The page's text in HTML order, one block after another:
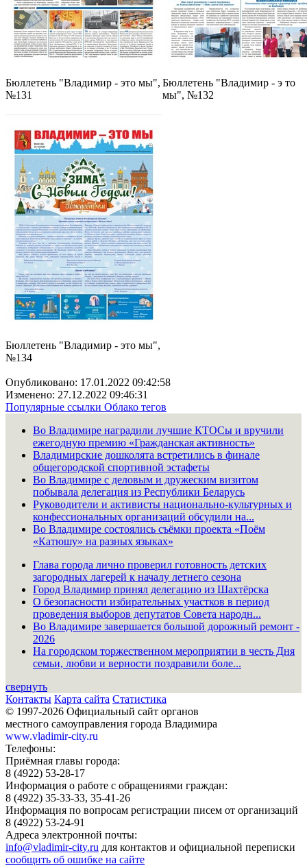
Бюллетень "Владимир - это мы",
№131
Бюллетень "Владимир - э то
мы", №132
Бюллетень "Владимир - это мы",
№134
Опубликовано: 17.01.2022 09:42:58
Изменено: 27.12.2022 09:46:31
Популярные ссылки Облако тегов
Во Владимире наградили лучшие КТОСы и вручили
ежегодную премию «Гражданская активность»
Владимирские дошколята встретились в финале
общегородской спортивной эстафеты
Во Владимире с деловым и дружеским визитом
побывала делегация из Республики Беларусь
Руководители и активисты национально-культурных и
конфессиональных организаций обсудили на...
Во Владимире состоялись съёмки проекта «Поём
«Катюшу» на разных языках»
Глава города лично проверил готовность детских
загородных лагерей к началу летнего сезона
Город Владимир принял делегацию из Шахтёрска
О безопасности избирательных участков в период
проведения выборов депутатов Совета народн...
Во Владимире завершается большой дорожный ремонт -
2026
На городском торжественном мероприятии в честь Дня
семьи, любви и верности поздравили боле...
свернуть
Контакты Карта сайта Статистика
© 1997-2026 Официальный сайт органов
местного самоуправления города Владимира
www.vladimir-city.ru
Телефоны:
Приёмная главы города:
8 (4922) 53-28-17
Информация о работе с обращениями граждан:
8 (4922) 35-33-33, 35-41-26
Информация по вопросам регистрации писем от организаций
8 (4922) 53-24-91
Адреса электронной почты:
info@vladimir-city.ru для контактов и официальной переписки
сообщить об ошибке на сайте